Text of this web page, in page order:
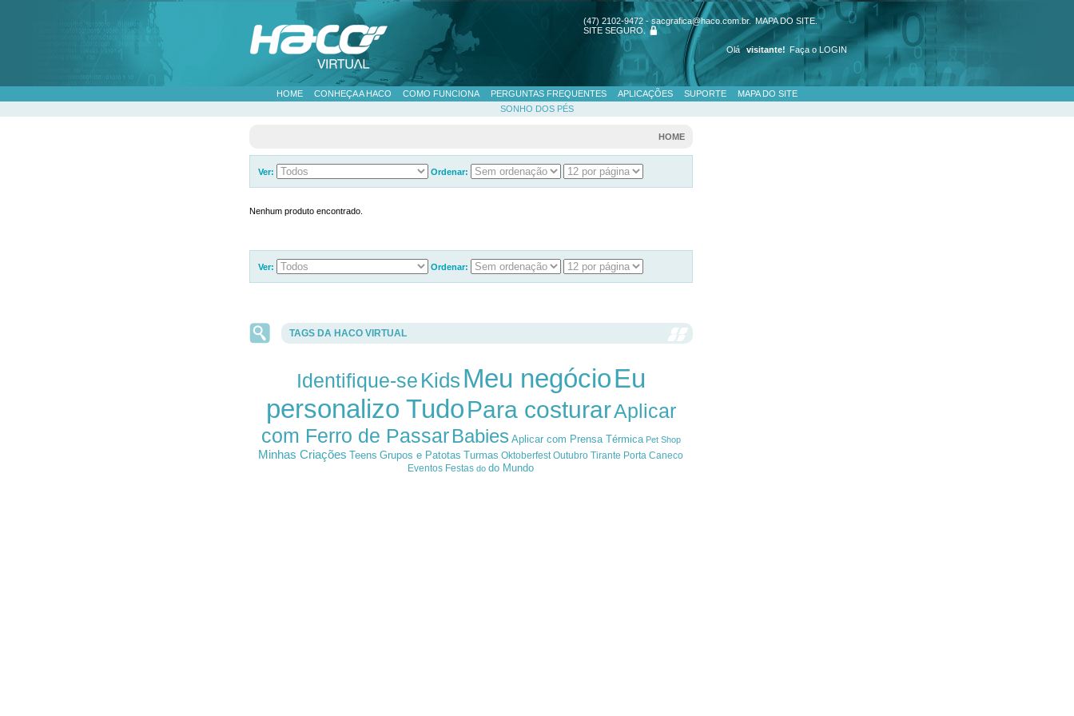
(47) 2102-9472 - sacgrafica@haco.com.br. MAPA DO SITE.
SITE SEGURO.
Olá visitante! Faça o LOGIN
HOME CONHEÇA A HACO COMO FUNCIONA PERGUNTAS FREQUENTES APLICAÇÕES SUPORTE
MAPA DO SITE
SONHO DOS PÉS
HOME
Ver: Ordenar:
Nenhum produto encontrado.
Ver: Ordenar:
TAGS DA HACO VIRTUAL
Identifique-se Kids Meu negócioEu
personalizo TudoPara costurarAplicar
com Ferro de Passar Babies Aplicar com Prensa Térmica Pet Shop
Minhas Criações Teens Grupos e Patotas Turmas Oktoberfest Outubro Tirante Porta Caneco
Eventos Festas do do Mundo